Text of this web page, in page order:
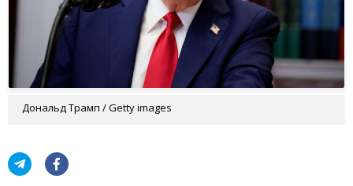
Дональд Трамп / Getty images